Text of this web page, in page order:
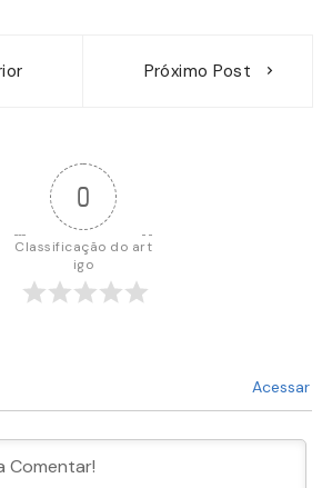
Próximo Post
0
Classificação do art
igo
Acessar